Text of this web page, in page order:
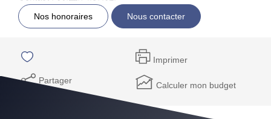
Nos honoraires Nous contacter
Imprimer
Partager Calculer mon budget